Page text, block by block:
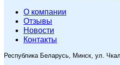
O компании
Отзывы
Новости
Контакты
Республика Беларусь, Минск, ул.